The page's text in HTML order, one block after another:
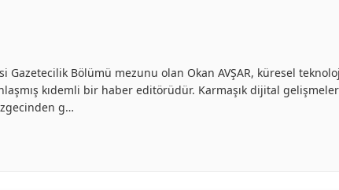
Bölümü mezunu olan Okan AVŞAR, küresel
kıdemli bir haber editörüdür. Karmaşık dijital
g…